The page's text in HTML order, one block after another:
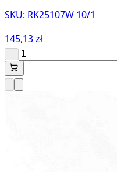
SKU: RK25107W 10/1
145,13 zł
−